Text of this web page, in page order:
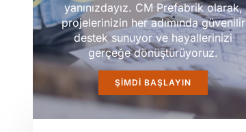
yanınızdayız. CM Prefabrik olarak,
projelerinizin her adımında güvenilir
destek sunuyor ve hayallerinizi
gerçeğe dönüştürüyoruz.
ŞIMDI BAŞLAYIN